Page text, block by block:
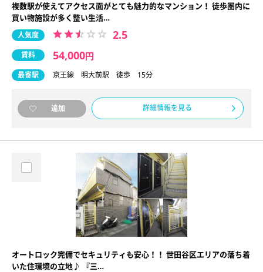
複数駅が使えてアクセス面がとても魅力的なマンション！ 徒歩圏内に
買い物施設が多く整い生活…
人気度 2.5
賃料 54,000円
最寄駅 京王線 明大前駅 徒歩 15分
追加 詳細情報を見る
オートロック完備でセキュリティも安心！！ 世田谷区エリアの落ち着
いた住環境の立地♪ 『三…